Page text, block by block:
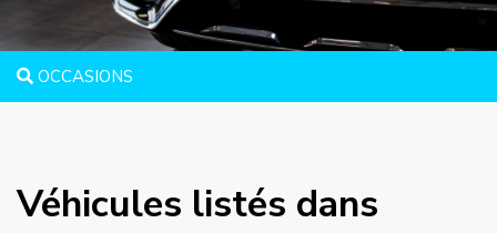
OCCASIONS
Véhicules listés dans